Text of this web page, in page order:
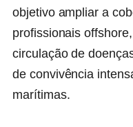
objetivo ampliar a
profissionais
circulação de
de convivência
marítimas.